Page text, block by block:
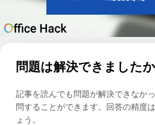
問題は解決できました
記事を読んでも問題が解決できなか
問することができます。回答の精度
ょう。